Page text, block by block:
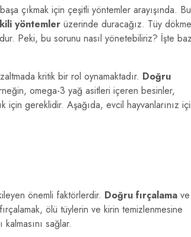
çıkmak için çeşitli yöntemler arayışında. Bu
yöntemler üzerinde duracağız. Tüy
Peki, bu sorunu nasıl yönetebiliriz? İşte
kritik bir rol oynamaktadır. Doğru
omega-3 yağ asitleri içeren besinler,
için gereklidir. Aşağıda, evcil hayvanlarınız
önemli faktörlerdir. Doğru fırçalama ve
ölü tüylerin ve kirin temizlenmesine
sağlar.